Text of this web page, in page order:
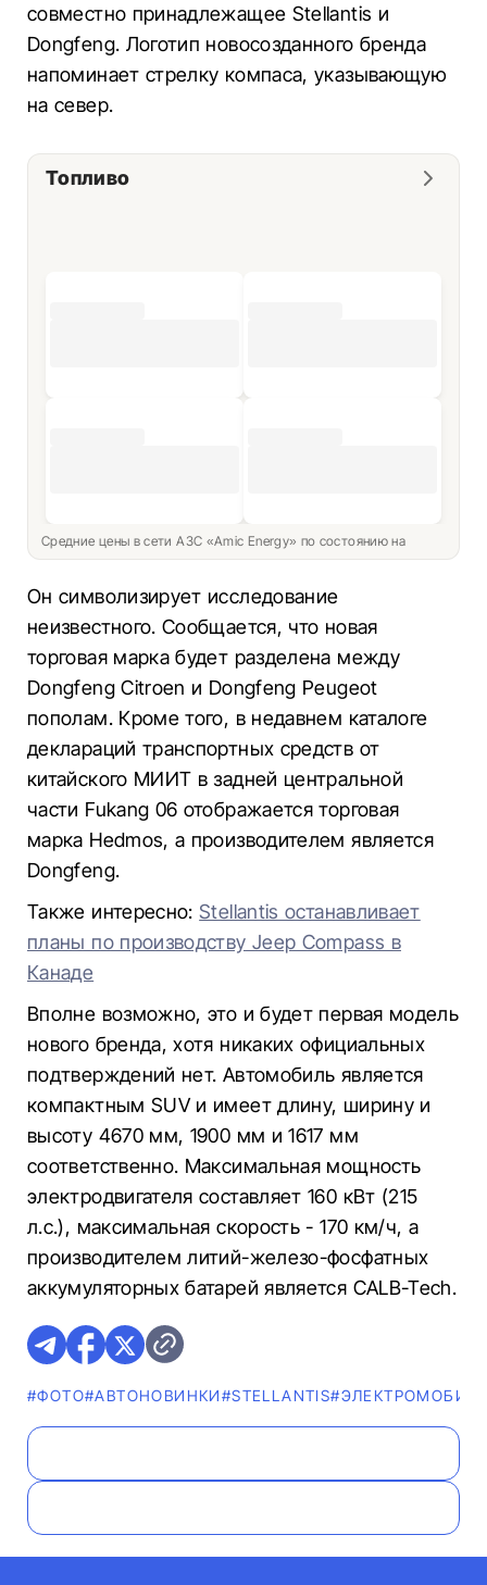
совместно принадлежащее Stellantis и
Dongfeng. Логотип новосозданного бренда
напоминает стрелку компаса, указывающую
на север.
Топливо
Средние цены в сети АЗС «Amic Energy» по состоянию на
Он символизирует исследование
неизвестного. Сообщается, что новая
торговая марка будет разделена между
Dongfeng Citroen и Dongfeng Peugeot
пополам. Кроме того, в недавнем каталоге
деклараций транспортных средств от
китайского МИИТ в задней центральной
части Fukang 06 отображается торговая
марка Hedmos, а производителем является
Dongfeng.
Также интересно:Stellantis останавливает
планы по производству Jeep Compass в
Канаде
Вполне возможно, это и будет первая модель
нового бренда, хотя никаких официальных
подтверждений нет. Автомобиль является
компактным SUV и имеет длину, ширину и
высоту 4670 мм, 1900 мм и 1617 мм
соответственно. Максимальная мощность
электродвигателя составляет 160 кВт (215
л.с.), максимальная скорость - 170 км/ч, а
производителем литий-железо-фосфатных
аккумуляторных батарей является CALB-Tech.
#ФОТО#AВТОНОВИНКИ#STELLANTIS